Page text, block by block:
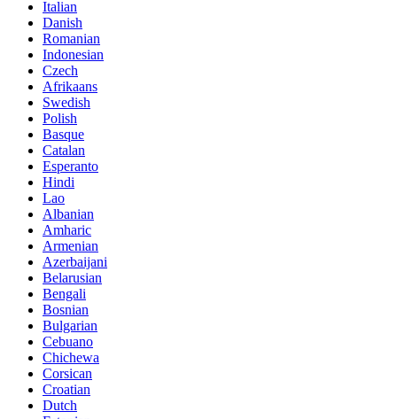
Italian
Danish
Romanian
Indonesian
Czech
Afrikaans
Swedish
Polish
Basque
Catalan
Esperanto
Hindi
Lao
Albanian
Amharic
Armenian
Azerbaijani
Belarusian
Bengali
Bosnian
Bulgarian
Cebuano
Chichewa
Corsican
Croatian
Dutch